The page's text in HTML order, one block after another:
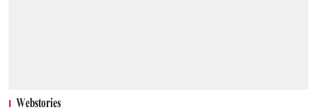
Webstories